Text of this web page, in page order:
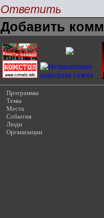
Ответить
Добавить
Программы
Темы
Места
События
Люди
Организации